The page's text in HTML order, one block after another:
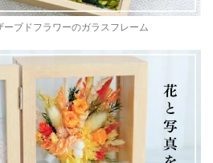
ブドフラワーのガラスフレーム